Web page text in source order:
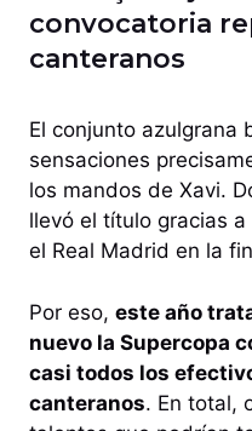
convocatoria
canteranos
El conjunto azulgrana
sensaciones
los mandos de Xavi.
llevó el título gracias
el Real Madrid en la
Por eso, este año
nuevo la Supercopa
casi todos los
canteranos. En total,